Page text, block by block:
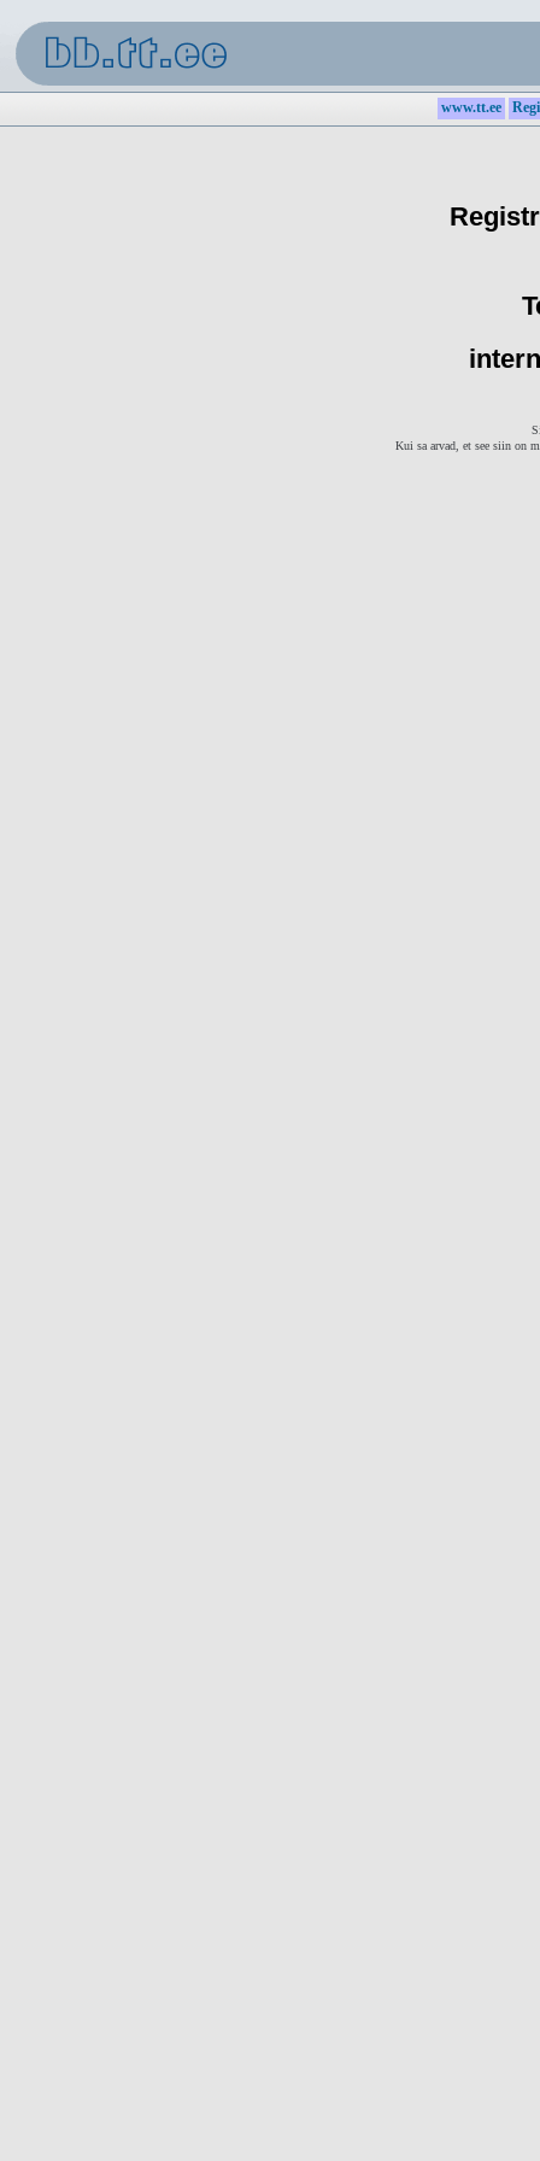
www.tt.ee
Kui sa arvad, et see siin on